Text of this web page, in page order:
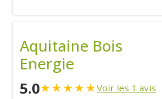
Aquitaine Bois
Energie
5.0★★★★★Voir les 1 avis